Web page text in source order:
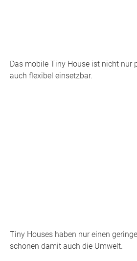
Das mobile Tiny House ist nicht nur
auch flexibel einsetzbar.
Tiny Houses haben nur einen
schonen damit auch die Umwelt.